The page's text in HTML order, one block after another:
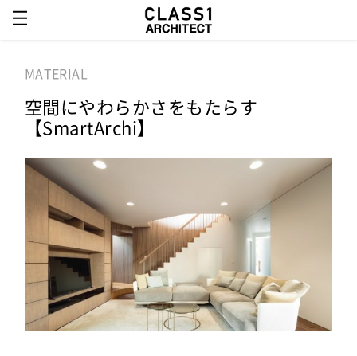
MATERIAL
空間にやわらかさをもたらす
【SmartArchi】